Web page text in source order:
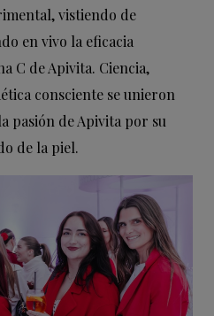
vistiendo de
en vivo la eficacia
C de Apivita. Ciencia,
consciente se unieron
pasión de Apivita por su
de la piel.